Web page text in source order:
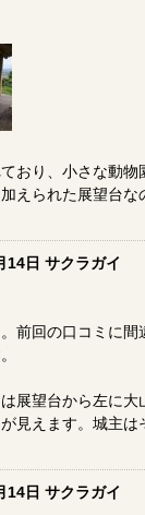
おり、小さな動
えられた展望台な
14日 サクラガイ
前回の口コミに
展望台から左に大
見えます。城主は
14日 サクラガイ